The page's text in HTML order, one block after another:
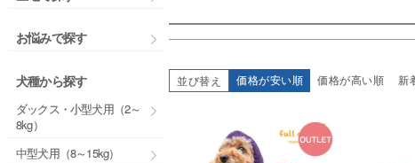
お悩みで探す
犬種から探す
ダックス・小型犬用（2～
8kg）
中型犬用（8～15kg）
並び替え 価格が安い順 価格が高い順 新